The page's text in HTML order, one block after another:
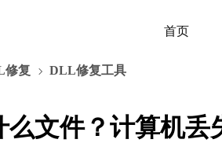
首页
修复 DLL修复工具
文件？计算机